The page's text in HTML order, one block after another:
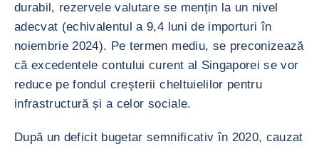
durabil, rezervele valutare se mențin la un nivel
adecvat (echivalentul a 9,4 luni de importuri în
noiembrie 2024). Pe termen mediu, se preconizează
că excedentele contului curent al Singaporei se vor
reduce pe fondul creșterii cheltuielilor pentru
infrastructură și a celor sociale.
După un deficit bugetar semnificativ în 2020, cauzat